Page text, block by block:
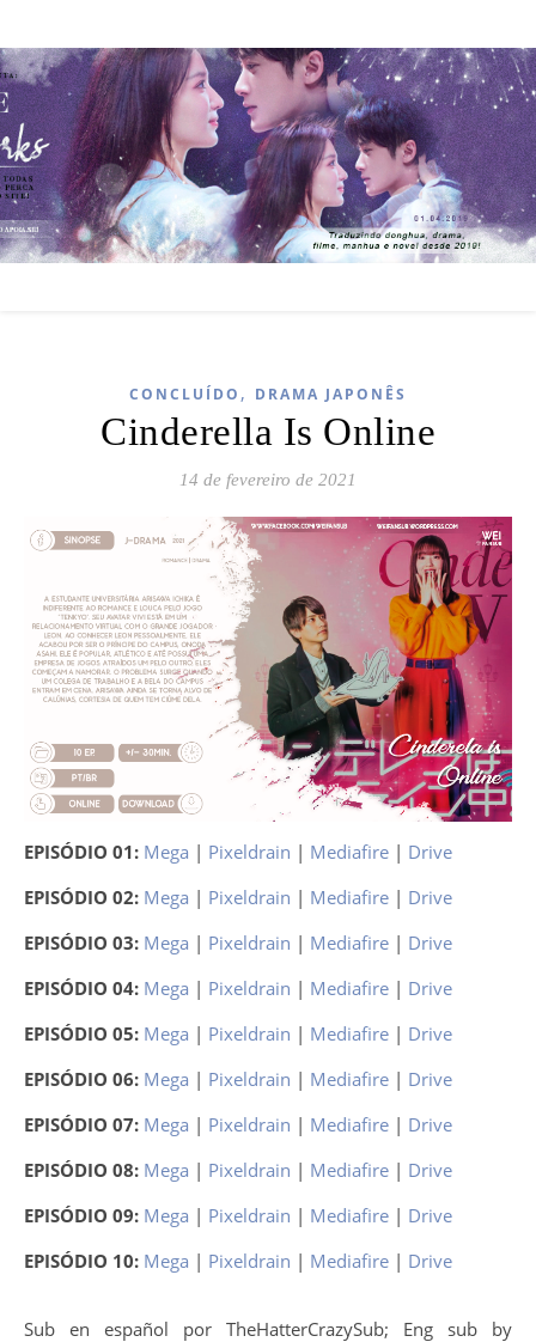
CONCLUÍDO , DRAMA JAPONÊS
Cinderella Is Online
14 de fevereiro de 2021
EPISÓDIO 01: Mega | Pixeldrain | Mediafire | Drive
EPISÓDIO 02: Mega | Pixeldrain | Mediafire | Drive
EPISÓDIO 03: Mega | Pixeldrain | Mediafire | Drive
EPISÓDIO 04: Mega | Pixeldrain | Mediafire | Drive
EPISÓDIO 05: Mega | Pixeldrain | Mediafire | Drive
EPISÓDIO 06: Mega | Pixeldrain | Mediafire | Drive
EPISÓDIO 07: Mega | Pixeldrain | Mediafire | Drive
EPISÓDIO 08: Mega | Pixeldrain | Mediafire | Drive
EPISÓDIO 09: Mega | Pixeldrain | Mediafire | Drive
EPISÓDIO 10: Mega | Pixeldrain | Mediafire | Drive
Sub en español por TheHatterCrazySub; Eng sub by